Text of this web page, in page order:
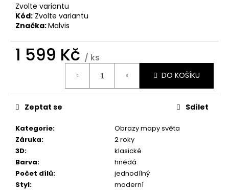
Zvolte variantu
Kód: Zvolte variantu
Značka:Malvis
1 599 Kč / ks
DO KOŠÍKU
Kategorie:
Obrazy mapy světa
Záruka:
2 roky
3D:
klasické
Barva:
hnědá
Počet dílů:
jednodílný
Styl:
moderní
Zeptat se Sdílet
č
u
e
m
OBRAZ
INDUSTRIÁLNÍ
MOTIV
599
Kč